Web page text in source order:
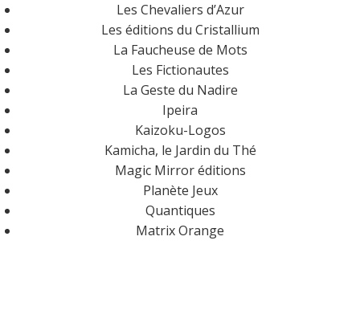
Les Chevaliers d’Azur
Les éditions du Cristallium
La Faucheuse de Mots
Les Fictionautes
La Geste du Nadire
Ipeira
Kaizoku-Logos
Kamicha, le Jardin du Thé
Magic Mirror éditions
Planète Jeux
Quantiques
Matrix Orange